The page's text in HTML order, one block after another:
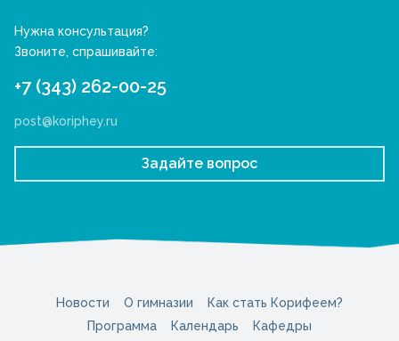
Нужна консультация?
Звоните, спрашивайте:
+7 (343) 262-00-25
post@koriphey.ru
Задайте вопрос
Новости О гимназии
Как стать Корифеем?
Программа
Календарь Кафедры